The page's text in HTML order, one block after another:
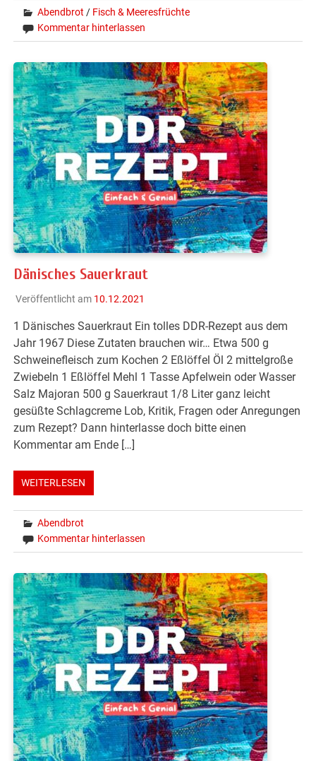
Abendbrot / Fisch & Meeresfrüchte
Kommentar hinterlassen
Dänisches Sauerkraut
Veröffentlicht am 10.12.2021
1 Dänisches Sauerkraut Ein tolles DDR-Rezept aus dem
Jahr 1967 Diese Zutaten brauchen wir… Etwa 500 g
Schweinefleisch zum Kochen 2 Eßlöffel Öl 2 mittelgroße
Zwiebeln 1 Eßlöffel Mehl 1 Tasse Apfelwein oder Wasser
Salz Majoran 500 g Sauerkraut 1/8 Liter ganz leicht
gesüßte Schlagcreme Lob, Kritik, Fragen oder Anregungen
zum Rezept? Dann hinterlasse doch bitte einen
Kommentar am Ende […]
WEITERLESEN
Abendbrot
Kommentar hinterlassen